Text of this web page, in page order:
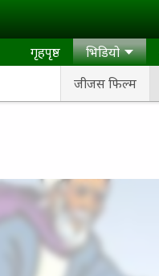
गृहपृष्ठ
भिडियो
जीजस फिल्म